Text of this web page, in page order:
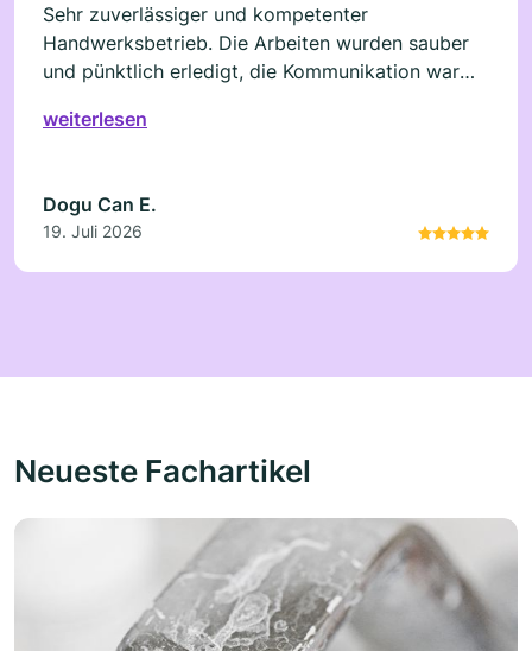
Sehr zuverlässiger und kompetenter
Handwerksbetrieb. Die Arbeiten wurden sauber
und pünktlich erledigt, die Kommunikation war
Ergebnis sehr zufrieden und würde die Firma
weiterlesen
Dogu Can E.
19. Juli 2026
Neueste Fachartikel